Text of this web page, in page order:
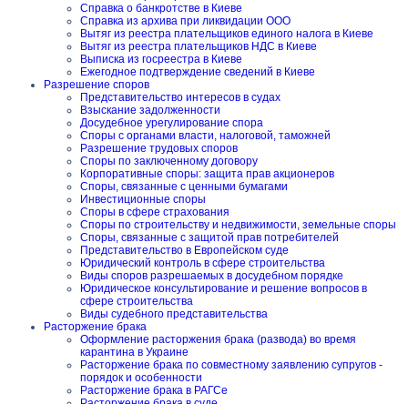
Справка о банкротстве в Киеве
Справка из архива при ликвидации ООО
Вытяг из реестра плательщиков единого налога в Киеве
Вытяг из реестра плательщиков НДС в Киеве
Выписка из госреестра в Киеве
Ежегодное подтверждение сведений в Киеве
Разрешение споров
Представительство интересов в судах
Взыскание задолженности
Досудебное урегулирование спора
Споры с органами власти, налоговой, таможней
Разрешение трудовых споров
Споры по заключенному договору
Корпоративные споры: защита прав акционеров
Споры, связанные с ценными бумагами
Инвестиционные споры
Споры в сфере страхования
Споры по строительству и недвижимости, земельные споры
Споры, связанные с защитой прав потребителей
Представительство в Европейском суде
Юридический контроль в сфере строительства
Виды споров разрешаемых в досудебном порядке
Юридическое консультирование и решение вопросов в
сфере строительства
Виды судебного представительства
Расторжение брака
Оформление расторжения брака (развода) во время
карантина в Украине
Расторжение брака по совместному заявлению супругов -
порядок и особенности
Расторжение брака в РАГСе